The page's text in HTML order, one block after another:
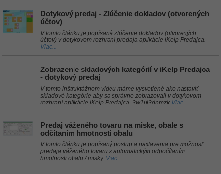
Dotykový predaj - Zlúčenie dokladov (otvorených
účtov)
V tomto článku je popísané zlúčenie dokladov (otvorených
účtov) v dotykovom rozhraní predaja aplikácie iKelp Predajca.
Viac...
Zobrazenie skladových kategórií v iKelp Predajca
- dotykový predaj
V tomto inštruktážnom videu máme vysvetlené ako nastaviť
skladové kategórie aby sa správne zobrazovali v dotykovom
rozhraní aplikácie iKelp Predajca. 3w1ui3dnmzk Viac...
Predaj váženého tovaru na miske, obale s
odčítaním hmotnosti obalu
V tomto článku je popísaný postup a nastavenia pre možnosť
predaja váženého tovaru s automatickým odpočítaním
hmotnosti obalu / misky. Viac...